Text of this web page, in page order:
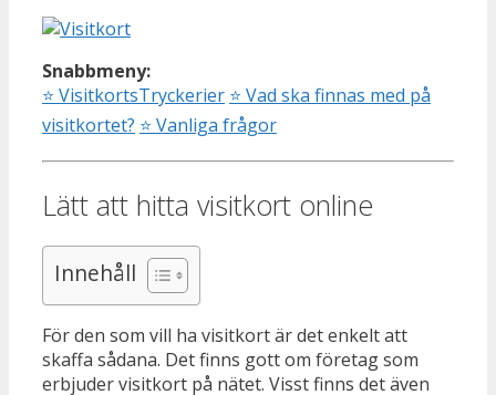
Snabbmeny:
⭐ VisitkortsTryckerier ⭐ Vad ska finnas med på
visitkortet? ⭐ Vanliga frågor
Lätt att hitta visitkort online
Innehåll
För den som vill ha visitkort är det enkelt att
skaffa sådana. Det finns gott om företag som
erbjuder visitkort på nätet. Visst finns det även